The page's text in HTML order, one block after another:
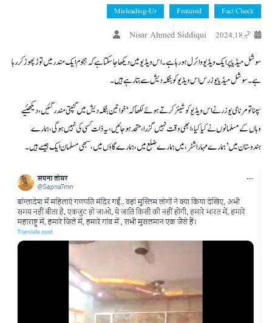
Fact Check
Featured
Misleading-Ur
ستمبر 18, 2024 Nisar Ahmed Siddiqui
سوشل میڈیا پر ایک ویڈیو وائرل ہو رہا ہے۔ اس ویڈیو میں دیکھا جا سکتا ہے کہ ہجوم ایک مندر میں توڑ پھوڑ کر رہا
ہے۔ سوشل میڈیا یوزرس اس ویڈیو کو بنگلہ دیش سے بتا رہے ہیں۔
سپنا تومر نامی یوزر نے اس ویڈیو کو شیئر کرتے ہوئے لکھا کہ ‘خواتین بنگلہ دیش میں گنپتی مندر گئیں، دیکھئیے
وہاں کے مسلمانوں نے کیا کیا، ابھی وقت نہیں گزرا، متحد ہو جائیں، یہ ذات کسی کی نہیں ہوگی، ہمارے
ہندوستان میں’ ہمارے مہاراشٹر،میں ہمارے ضلع میں، ہمارے گاؤں میں، سبھی مسلمان ایک جیسے ہیں۔